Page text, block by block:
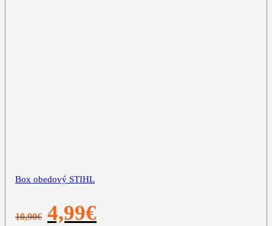
Box obedový STIHL
10,90€
Pôvodná
cena
4,99€